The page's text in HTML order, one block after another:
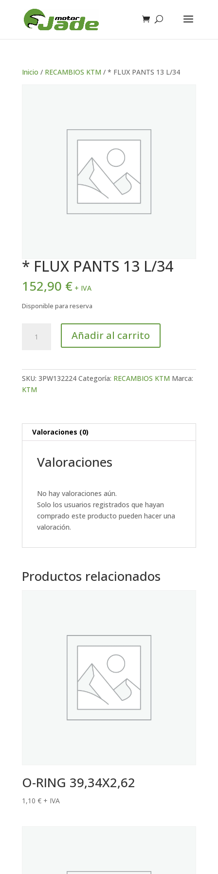
Inicio / RECAMBIOS KTM / * FLUX PANTS 13 L/34
* FLUX PANTS 13 L/34
152,90 € + IVA
Disponible para reserva
FLUX
Añadir al carrito
SKU: 3PW132224 Categoría: RECAMBIOS KTM Marca:
KTM
Valoraciones (0)
Valoraciones
No hay valoraciones aún.
Solo los usuarios registrados que hayan
comprado este producto pueden hacer una
valoración.
Productos relacionados
O-RING 39,34X2,62
1,10 € + IVA